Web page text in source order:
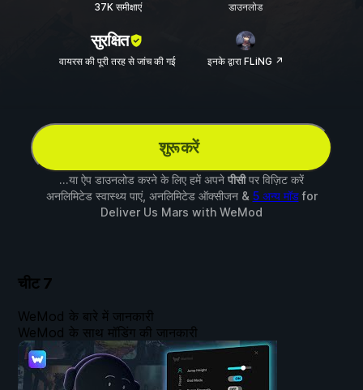
37K समीक्षाएं डाउनलोड
सुरक्षित
वायरस की पूरी तरह से जांच की गई इनके द्वारा FLiNG ↗
शुरू करें
...या ऐप डाउनलोड करने के लिए हमें अपने पीसीपर विज़िट करें
अनलिमिटेड स्वास्थ्य पाएं, अनलिमिटेड ऑक्सीजन & 5 अन्य मॉडfor
Deliver Us Mars with WeMod
चीट 7
WeMod के बारे में जानकारी
WeMod के साथ मॉडिंग की जानकारी